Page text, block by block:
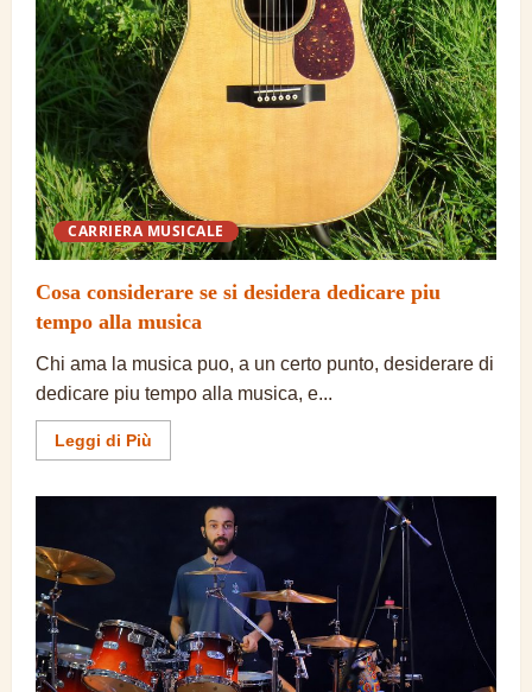
CARRIERA MUSICALE
Cosa considerare se si desidera dedicare piu
tempo alla musica
Chi ama la musica puo, a un certo punto, desiderare di
dedicare piu tempo alla musica, e...
Leggi di Più
informazioni
considerare
desidera
dedicare
piu
tempo
alla
musica